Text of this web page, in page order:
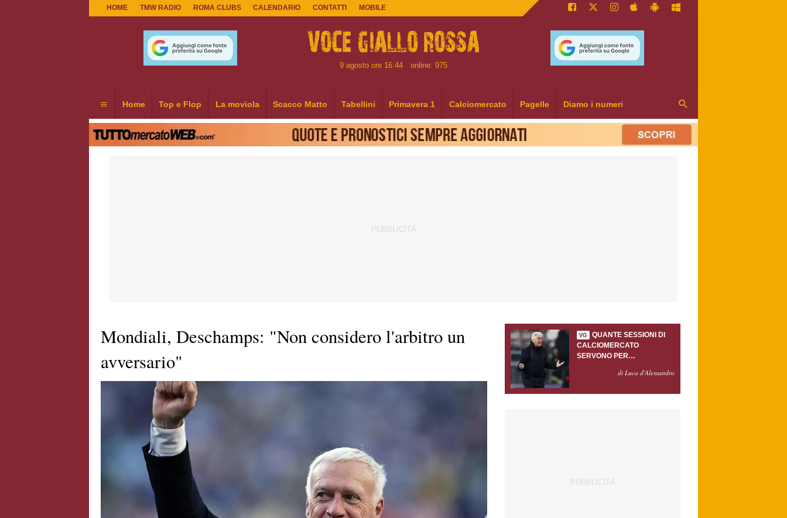
HOME TMW RADIO ROMA CLUBS CALENDARIO CONTATTI MOBILE
9 agosto ore 16:44 online: 975
Home Top e Flop La moviola Scacco Matto Tabellini Primavera 1 Calciomercato Pagelle Diamo i numeri
Mondiali, Deschamps: "Non considero l'arbitro un
avversario"
VG
QUANTE SESSIONI DI
CALCIOMERCATO
SERVONO PER
GASPERINI?di Luca d'Alessandro